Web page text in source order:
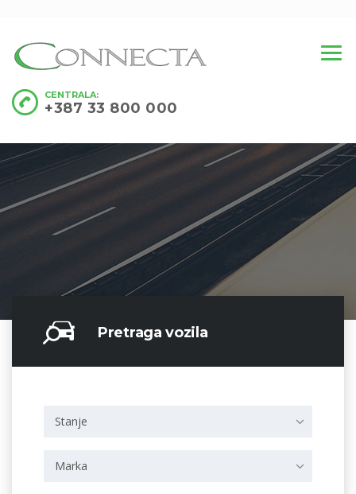
CENTRALA:
+387 33 800 000
Pretraga vozila
Stanje
Marka